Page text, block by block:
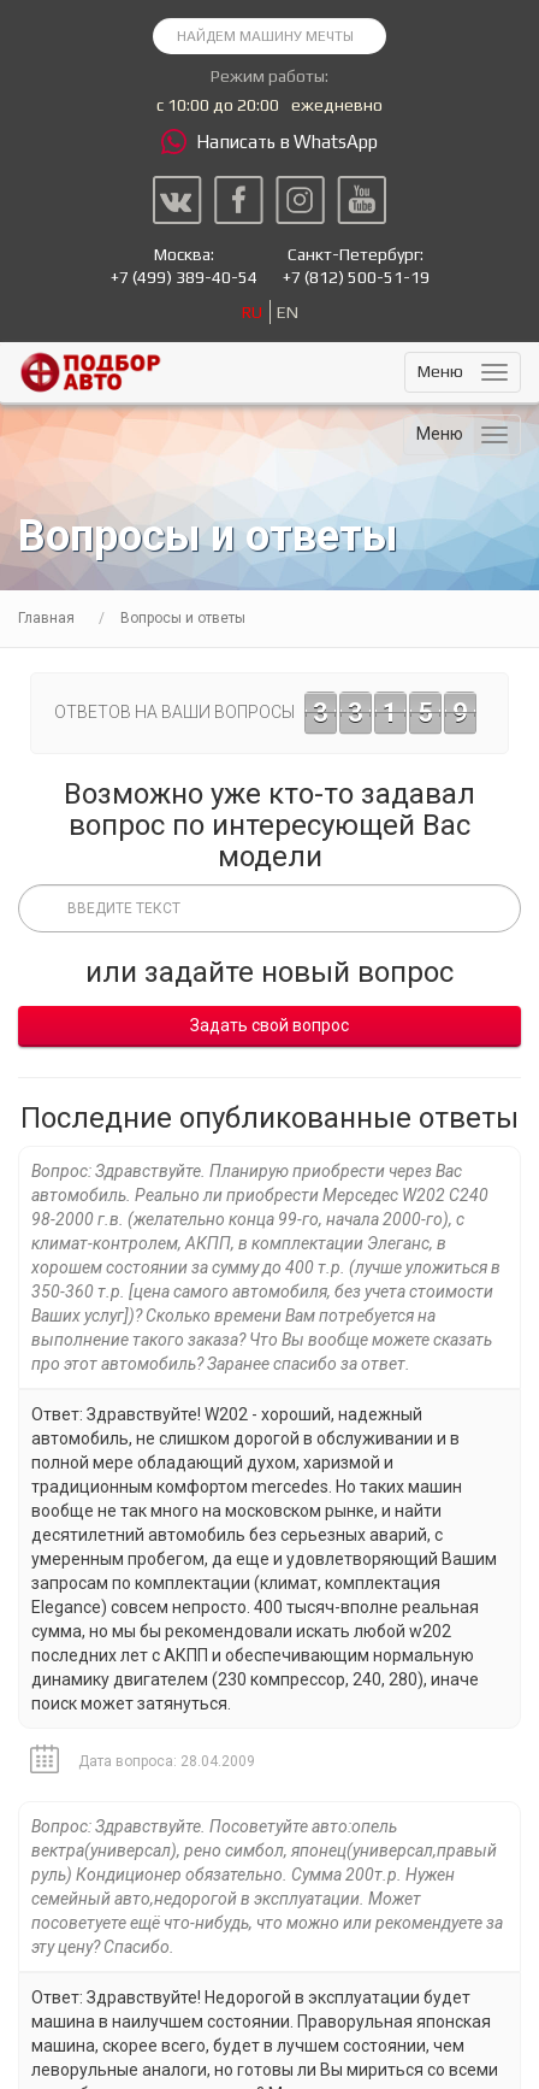
Режим работы:
с 10:00 до 20:00
ежедневно
Написать в WhatsApp
Москва:
+7 (499) 389-40-54
Санкт-Петербург:
+7 (812) 500-51-19
RU
EN
Меню
Меню
Вопросы и ответы
Главная Вопросы и ответы
ОТВЕТОВ НА ВАШИ ВОПРОСЫ 3 3 1 5 9
Возможно уже кто-то задавал
вопрос по интересующей Вас
модели
или задайте новый вопрос
Задать свой вопрос
Последние опубликованные ответы
Вопрос: Здравствуйте. Планирую приобрести через Вас
автомобиль. Реально ли приобрести Мерседес W202 С240
98-2000 г.в. (желательно конца 99-го, начала 2000-го), с
климат-контролем, АКПП, в комплектации Элеганс, в
хорошем состоянии за сумму до 400 т.р. (лучше уложиться в
350-360 т.р. [цена самого автомобиля, без учета стоимости
Ваших услуг])? Сколько времени Вам потребуется на
выполнение такого заказа? Что Вы вообще можете сказать
про этот автомобиль? Заранее спасибо за ответ.
Ответ: Здравствуйте! W202 - хороший, надежный
автомобиль, не слишком дорогой в обслуживании и в
полной мере обладающий духом, харизмой и
традиционным комфортом mercedes. Но таких машин
вообще не так много на московском рынке, и найти
десятилетний автомобиль без серьезных аварий, с
умеренным пробегом, да еще и удовлетворяющий Вашим
запросам по комплектации (климат, комплектация
Elegance) совсем непросто. 400 тысяч-вполне реальная
сумма, но мы бы рекомендовали искать любой w202
последних лет с АКПП и обеспечивающим нормальную
динамику двигателем (230 компрессор, 240, 280), иначе
поиск может затянуться.
Дата вопроса: 28.04.2009
Вопрос: Здравствуйте. Посоветуйте авто:опель
вектра(универсал), рено симбол, японец(универсал,правый
руль) Кондиционер обязательно. Сумма 200т.р. Нужен
семейный авто,недорогой в эксплуатации. Может
посоветуете ещё что-нибудь, что можно или рекомендуете за
эту цену? Спасибо.
Ответ: Здравствуйте! Недорогой в эксплуатации будет
машина в наилучшем состоянии. Праворульная японская
машина, скорее всего, будет в лучшем состоянии, чем
леворульные аналоги, но готовы ли Вы мириться со всеми